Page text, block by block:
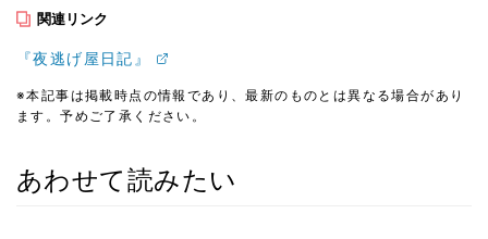
関連リンク
『夜逃げ屋日記』
※本記事は掲載時点の情報であり、最新のものとは異なる場合があり
ます。予めご了承ください。
あわせて読みたい